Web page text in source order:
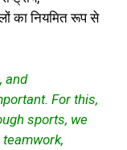
का नियमित रूप से
and
For this,
sports, we